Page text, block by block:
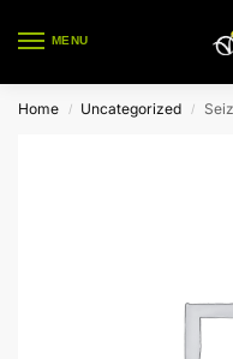
MENU
Home / Uncategorized /